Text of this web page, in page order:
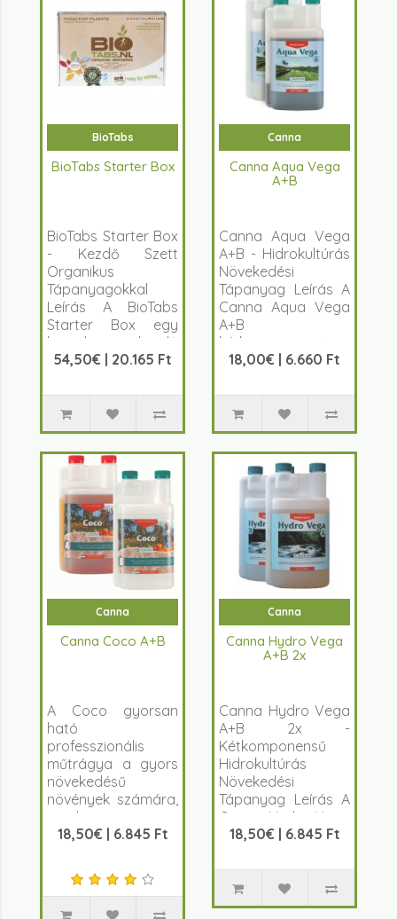
BioTabs
BioTabs Starter Box
BioTabs Starter Box
- Kezdő Szett
Organikus
Tápanyagokkal
Leírás A BioTabs
Starter Box egy
komplett kezdő
szett, amely
54,50€ | 20.165 Ft
Canna
Canna Aqua Vega
A+B
Canna Aqua Vega
A+B - Hidrokultúrás
Növekedési
Tápanyag Leírás A
Canna Aqua Vega
A+B
kétkomponensű t..
18,00€ | 6.660 Ft
Canna
Canna Coco A+B
A Coco gyorsan
ható
professzionális
műtrágya a gyors
növekedésű
növények számára,
amely az
optim&aacu..
18,50€ | 6.845 Ft
Canna
Canna Hydro Vega
A+B 2x
Canna Hydro Vega
A+B 2x -
Kétkomponensű
Hidrokultúrás
Növekedési
Tápanyag Leírás A
Canna Hydro Vega
18,50€ | 6.845 Ft